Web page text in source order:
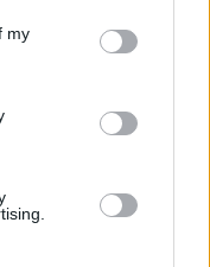
You may click to
third-party tags to
in below Google
my
2024:
de hasta 2.500